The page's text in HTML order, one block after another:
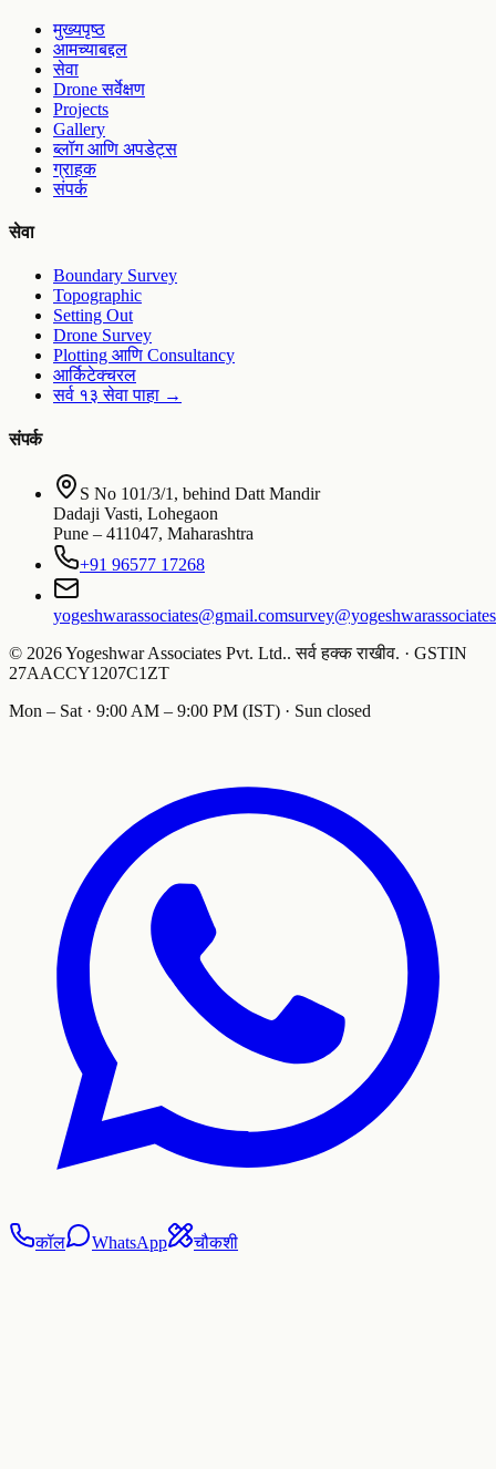
मुख्यपृष्ठ
आमच्याबद्दल
सेवा
Drone सर्वेक्षण
Projects
Gallery
ब्लॉग आणि अपडेट्स
ग्राहक
संपर्क
सेवा
Boundary Survey
Topographic
Setting Out
Drone Survey
Plotting आणि Consultancy
आर्किटेक्चरल
सर्व १३ सेवा पाहा →
संपर्क
S No 101/3/1, behind Datt Mandir
Dadaji Vasti, Lohegaon
Pune – 411047, Maharashtra
+91 96577 17268
yogeshwarassociates@gmail.com
© 2026Yogeshwar Associates Pvt. Ltd..सर्व हक्क राखीव. · GSTIN
27AACCY1207C1ZT
Mon – Sat · 9:00 AM – 9:00 PM (IST) · Sun closed
कॉल WhatsApp चौकशी